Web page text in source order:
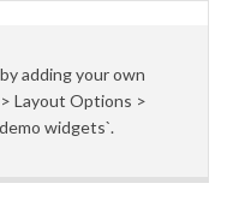
adding your own
Layout Options >
widgets`.